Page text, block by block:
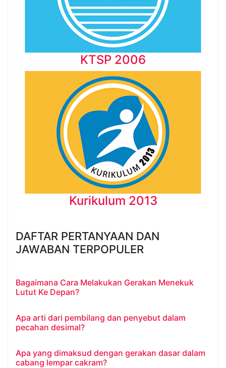
KTSP 2006
Kurikulum 2013
DAFTAR PERTANYAAN DAN
JAWABAN TERPOPULER
Bagaimana Cara Melakukan Gerakan Menekuk
Lutut Ke Depan?
Apa arti dari pembilang dan penyebut dalam
pecahan desimal?
Apa yang dimaksud dengan gerakan dasar dalam
cabang lempar cakram?